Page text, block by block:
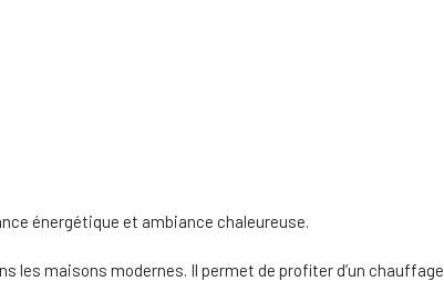
énergétique et ambiance chaleureuse.
les maisons modernes. Il permet de profiter d’un chauffage